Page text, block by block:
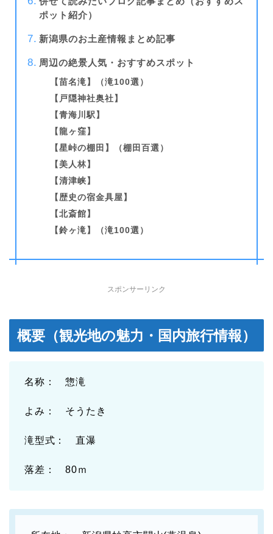
ポット紹介）
新潟県のお土産情報まとめ記事
周辺の絶景人気・おすすめスポット
【苗名滝】
（滝100選）
【 戸隠神社奥社 】
【青海川駅】
【龍ヶ窪 】
【星峠の棚田】（棚田百選）
【美人林】
【清津峡 】
【歴史の宿金具屋 】
【北斎館 】
【鈴ヶ滝】（滝100選）
スポンサーリンク
概要（観光地の魅力・国内旅行情報）
名称： 惣滝
よみ： そうたき
滝型式： 直瀑
落差： 80ｍ